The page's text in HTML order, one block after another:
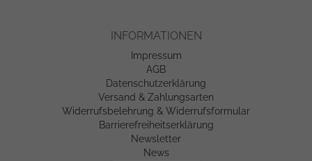
INFORMATIONEN
Impressum
AGB
Datenschutzerklärung
Versand & Zahlungsarten
Widerrufsbelehrung & Widerrufsformular
Barrierefreiheitserklärung
Newsletter
News